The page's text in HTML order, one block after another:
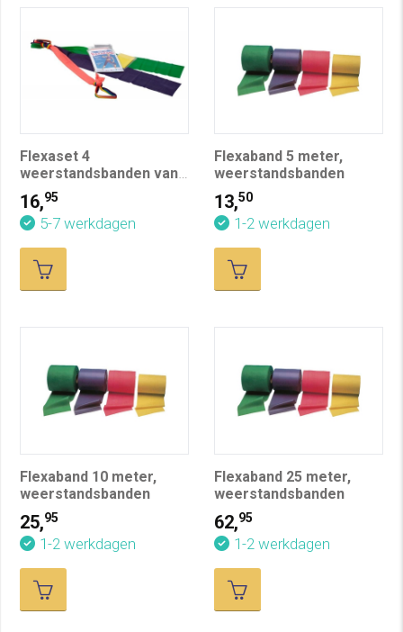
Flexaset 4
weerstandsbanden van
1 meter
16,95
5-7 werkdagen
Flexaband 5 meter,
weerstandsbanden
13,50
1-2 werkdagen
Flexaband 10 meter,
weerstandsbanden
25,95
1-2 werkdagen
Flexaband 25 meter,
weerstandsbanden
62,95
1-2 werkdagen